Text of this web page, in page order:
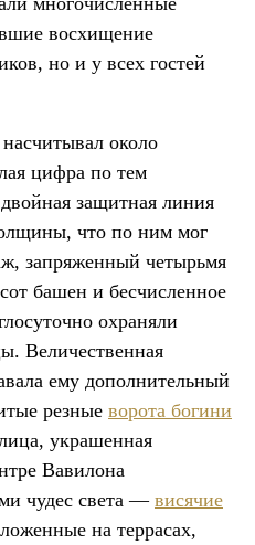
восхищение
но и у всех гостей
около
цифра по тем
защитная линия
что по ним мог
запряженный четырьмя
башен и бесчисленное
охраняли
Величественная
ему дополнительный
резные ворота богини
украшенная
Вавилона
чудес света — висячие
на террасах,